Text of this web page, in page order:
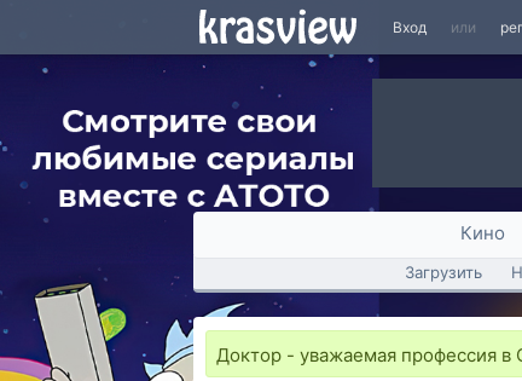
Вход или
Кино
Загрузить
Доктор - уважаемая профессия